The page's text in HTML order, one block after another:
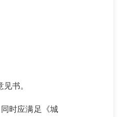
书。
时应满足《城